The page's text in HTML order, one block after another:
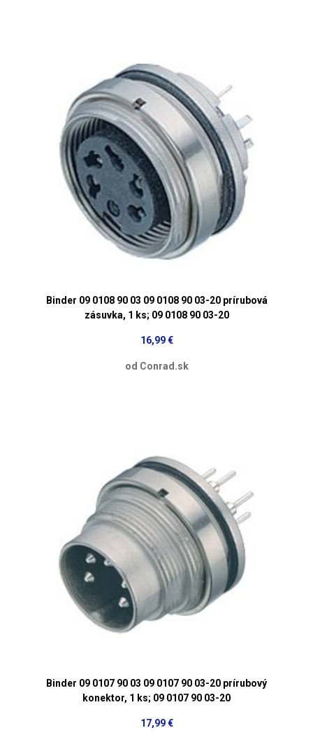
Binder 09 0108 90 03 09 0108 90 03-20 prírubová
zásuvka, 1 ks; 09 0108 90 03-20
16,99 €
od Conrad.sk
Binder 09 0107 90 03 09 0107 90 03-20 prírubový
konektor, 1 ks; 09 0107 90 03-20
17,99 €